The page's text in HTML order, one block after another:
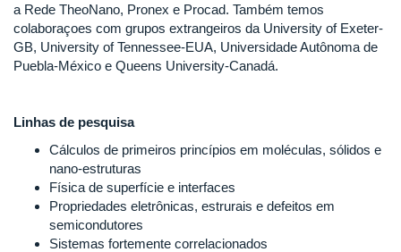
a Rede TheoNano, Pronex e Procad. Também temos
colaboraçoes com grupos extrangeiros da University of Exeter-
GB, University of Tennessee-EUA, Universidade Autônoma de
Puebla-México e Queens University-Canadá.
Linhas de pesquisa
Cálculos de primeiros princípios em moléculas, sólidos e
nano-estruturas
Física de superfície e interfaces
Propriedades eletrônicas, estrurais e defeitos em
semicondutores
Sistemas fortemente correlacionados